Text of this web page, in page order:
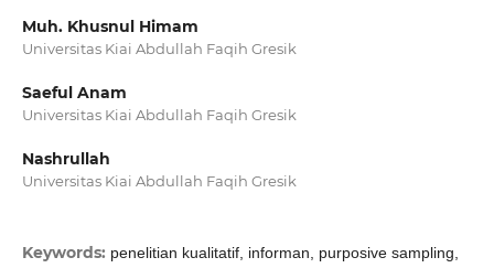
Muh. Khusnul Himam
Universitas Kiai Abdullah Faqih Gresik
Saeful Anam
Universitas Kiai Abdullah Faqih Gresik
Nashrullah
Universitas Kiai Abdullah Faqih Gresik
Keywords: penelitian kualitatif, informan, purposive sampling,